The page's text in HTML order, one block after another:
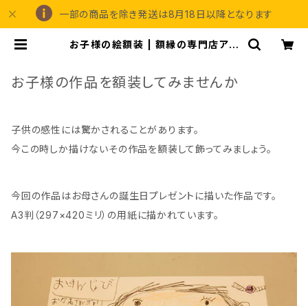
一部の商品を除き発送は8月18日以降となります
お子様の絵額装 | 額縁の専門店アー
お子様の作品を額装してみませんか
子供の感性には驚かされることがあります。
今この時しか描けないその作品を額装して飾ってみましょう。
今回の作品はお母さんの誕生日プレゼントに描いた作品です。
A3判（297×420ミリ）の用紙に描かれています。